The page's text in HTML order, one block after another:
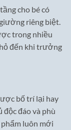
cho bé có
riêng biệt.
trong nhiều
đến khi trưởng
bố trí lại hay
độc đáo và phù
luôn mới